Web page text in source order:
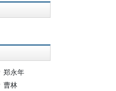
郑永年
曹林